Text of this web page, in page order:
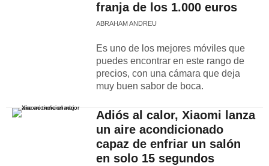
franja de los 1.000 euros
ABRAHAM ANDREU
Es uno de los mejores móviles que
puedes encontrar en este rango de
precios, con una cámara que deja
muy buen sabor de boca.
Adiós al calor, Xiaomi lanza
un aire acondicionado
capaz de enfriar un salón
en solo 15 segundos